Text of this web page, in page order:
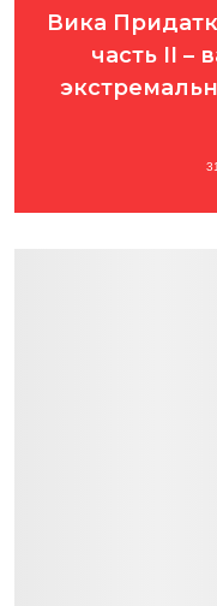
Вика
часть II –